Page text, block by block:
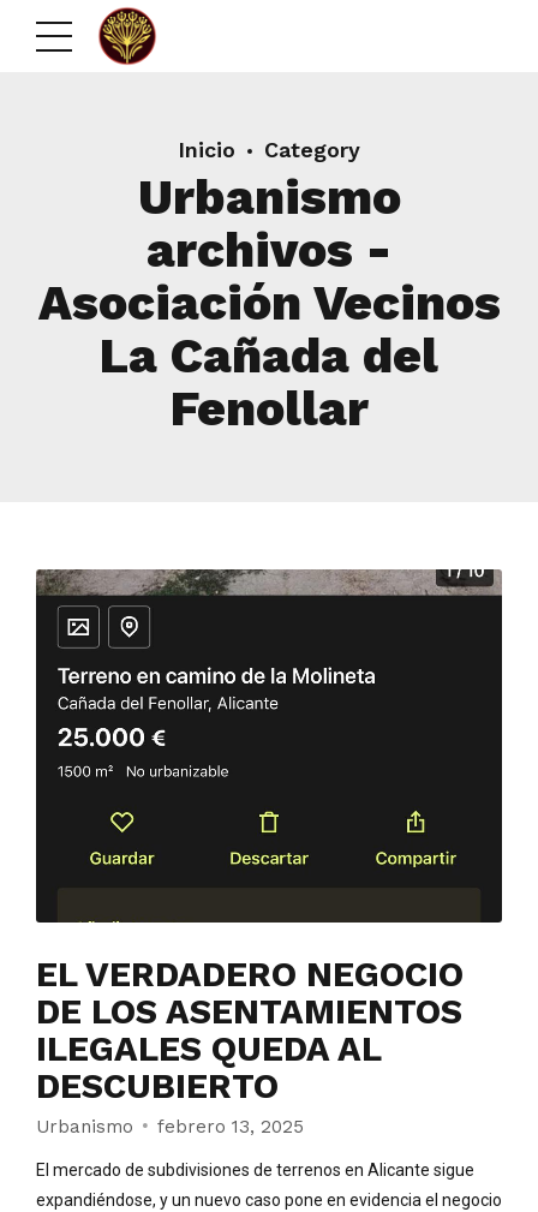
Inicio Category
Urbanismo
archivos -
Asociación Vecinos
La Cañada del
Fenollar
EL VERDADERO NEGOCIO
DE LOS ASENTAMIENTOS
ILEGALES QUEDA AL
DESCUBIERTO
Urbanismo febrero 13, 2025
El mercado de subdivisiones de terrenos en Alicante sigue
expandiéndose, y un nuevo caso pone en evidencia el negocio